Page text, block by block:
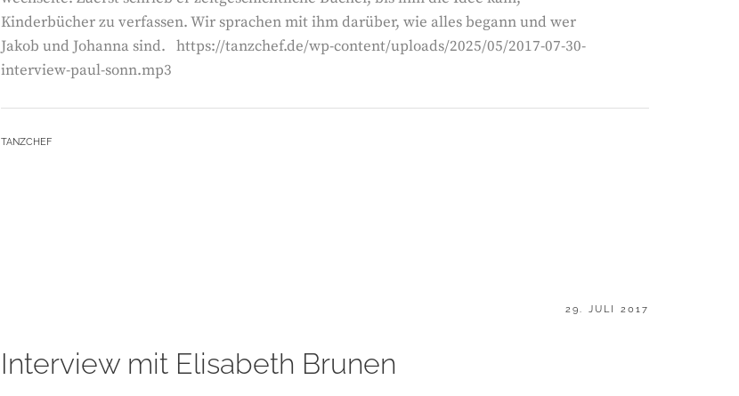
Kinderbücher zu verfassen. Wir sprachen mit ihm darüber, wie alles begann und wer
Jakob und Johanna sind. https://tanzchef.de/wp-content/uploads/2025/05/2017-07-30-
interview-paul-sonn.mp3
BY
TANZCHEF
POSTED
29. JULI 2017
Interview mit Elisabeth Brunen